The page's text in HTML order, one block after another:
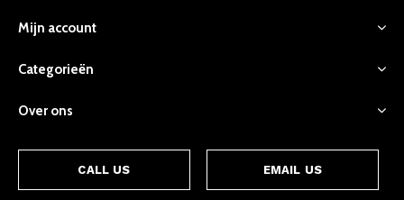
Mijn account
Categorieën
Over ons
CALL US EMAIL US